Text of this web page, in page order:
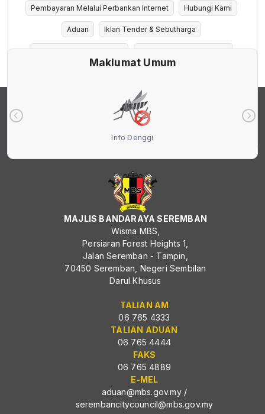
Pembayaran Melalui Perbankan Internet Hubungi Kami
Aduan Iklan Tender & Sebutharga
Maklumat Umum
Info Denggi
MAJLIS BANDARAYA SEREMBAN
Wisma MBS,
Persiaran Forest Heights 1,
Jalan Seremban - Tampin,
70450 Seremban, Negeri Sembilan
Darul Khusus
TALIAN AM
06 765 4333
TALIAN ADUAN
06 765 4444
FAKS
06 765 4889
E-MEL
aduan@mbs.gov.my/
serembancitycouncil@mbs.gov.my